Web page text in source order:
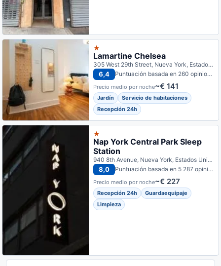
★
Lamartine Chelsea
305 West 29th Street, Nueva York, Estados Unidos
6,4 Puntuación basada en 260 opiniones
Precio medio por noche~€ 141
Jardín
Servicio de habitaciones
Recepción 24h
★
Nap York Central Park Sleep
Station
940 8th Avenue, Nueva York, Estados Unidos
8,0 Puntuación basada en 5 287 opiniones
Precio medio por noche~€ 227
Recepción 24h
Guardaequipaje
Limpieza